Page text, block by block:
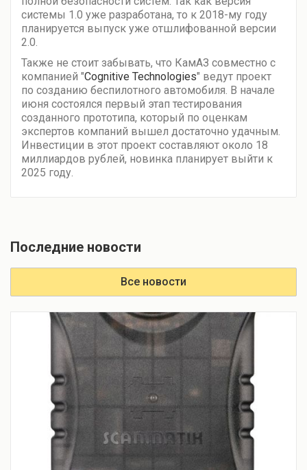
системы 1.0 уже разработана, то к 2018-му году
планируется выпуск уже отшлифованной версии
2.0.
Также не стоит забывать, что КамАЗ совместно с
компанией "Cognitive Technologies" ведут проект
по созданию беспилотного автомобиля. В начале
июня состоялся первый этап тестирования
созданного прототипа, который по оценкам
экспертов компаний вышел достаточно удачным.
Инвестиции в этот проект составляют около 18
миллиардов рублей, новинка планирует выйти к
2025 году.
Последние новости
Все новости